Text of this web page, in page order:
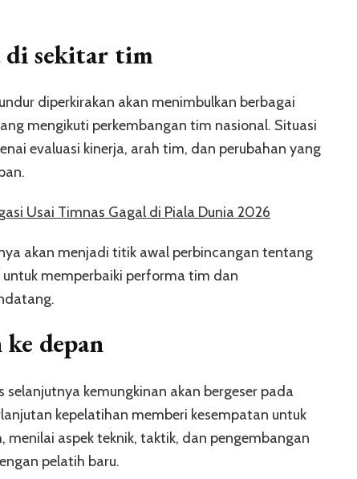
di sekitar tim
diperkirakan akan menimbulkan berbagai
mengikuti perkembangan tim nasional. Situasi
evaluasi kinerja, arah tim, dan perubahan yang
Usai Timnas Gagal di Piala Dunia 2026
akan menjadi titik awal perbincangan tentang
memperbaiki performa tim dan
depan
kemungkinan akan bergeser pada
kepelatihan memberi kesempatan untuk
aspek teknik, taktik, dan pengembangan
pelatih baru.